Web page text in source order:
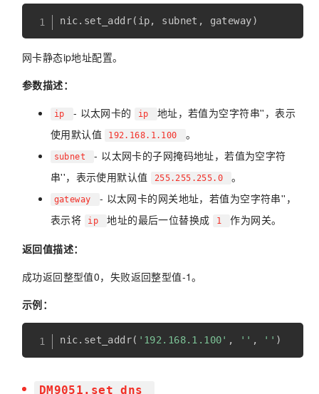
nic. set_addr( ip, subnet , gateway)
网卡静态ip地址配置。
参数描述：
ip - 以太网卡的 ip
地址，若值为空字符串''，表示
使用默认值
192.168.1.100 。
subnet
- 以太网卡的子网掩码地址，若值为空字符
串''，表示使用默认值
255.255.255.0 。
gateway
- 以太网卡的网关地址，若值为空字符串''，
表示将
ip 地址的最后一位替换成 1 作为网关。
返回值描述：
成功返回整型值0，失败返回整型值-1。
示例：
nic. set_addr( '192.168.1.100' , '' , '' )
DM9051.set_dns